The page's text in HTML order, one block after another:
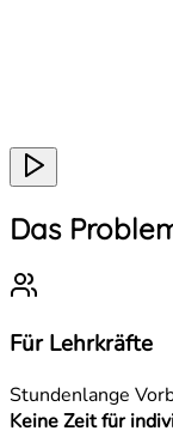
Das
Für Lehrkräfte
Stundenlange
Keine Zeit für